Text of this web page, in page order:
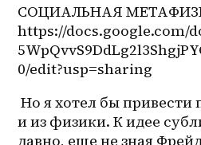
СОЦИАЛЬНАЯ
https://docs.google.com/
0/edit?usp=sharing
Но я хотел бы привести пример
и из физики. К идее
давно, еще не зная